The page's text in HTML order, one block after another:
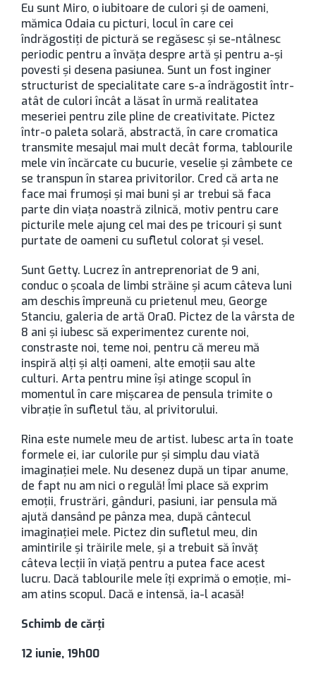
Eu sunt Miro, o iubitoare de culori și de oameni,
mămica Odaia cu picturi, locul în care cei
îndrăgostiți de pictură se regăsesc și se-ntâlnesc
periodic pentru a învăța despre artă și pentru a-și
povesti și desena pasiunea. Sunt un fost inginer
structurist de specialitate care s-a îndrăgostit într-
atât de culori încât a lăsat în urmă realitatea
meseriei pentru zile pline de creativitate. Pictez
într-o paleta solară, abstractă, în care cromatica
transmite mesajul mai mult decât forma, tablourile
mele vin încărcate cu bucurie, veselie și zâmbete ce
se transpun în starea privitorilor. Cred că arta ne
face mai frumoși și mai buni și ar trebui să faca
parte din viața noastră zilnică, motiv pentru care
picturile mele ajung cel mai des pe tricouri și sunt
purtate de oameni cu sufletul colorat și vesel.
Sunt Getty. Lucrez în antreprenoriat de 9 ani,
conduc o școala de limbi străine și acum câteva luni
am deschis împreună cu prietenul meu, George
Stanciu, galeria de artă Ora0. Pictez de la vârsta de
8 ani și iubesc să experimentez curente noi,
constraste noi, teme noi, pentru că mereu mă
inspiră alți și alți oameni, alte emoții sau alte
culturi. Arta pentru mine își atinge scopul în
momentul în care mișcarea de pensula trimite o
vibrație în sufletul tău, al privitorului.
Rina este numele meu de artist. Iubesc arta în toate
formele ei, iar culorile pur și simplu dau viată
imaginației mele. Nu desenez după un tipar anume,
de fapt nu am nici o regulă! Îmi place să exprim
emoții, frustrări, gânduri, pasiuni, iar pensula mă
ajută dansând pe pânza mea, după cântecul
imaginației mele. Pictez din sufletul meu, din
amintirile și trăirile mele, și a trebuit să învăț
câteva lecții în viață pentru a putea face acest
lucru. Dacă tablourile mele îți exprimă o emoție, mi-
am atins scopul. Dacă e intensă, ia-l acasă!
Schimb de cărţi
12 iunie, 19h00